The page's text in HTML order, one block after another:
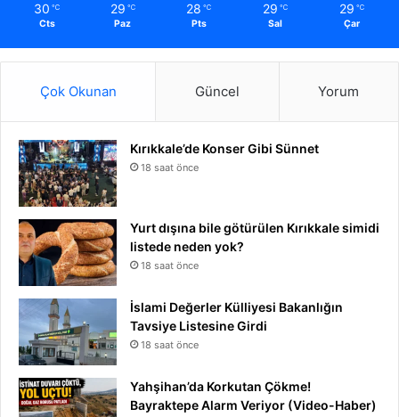
30 ℃
Cts
29 ℃
Paz
28 ℃
Pts
29 ℃
Sal
29 ℃
Çar
Çok Okunan Güncel Yorum
Kırıkkale’de Konser Gibi Sünnet
18 saat önce
Yurt dışına bile götürülen Kırıkkale simidi
listede neden yok?
18 saat önce
İslami Değerler Külliyesi Bakanlığın
Tavsiye Listesine Girdi
18 saat önce
Yahşihan’da Korkutan Çökme!
Bayraktepe Alarm Veriyor (Video-Haber)